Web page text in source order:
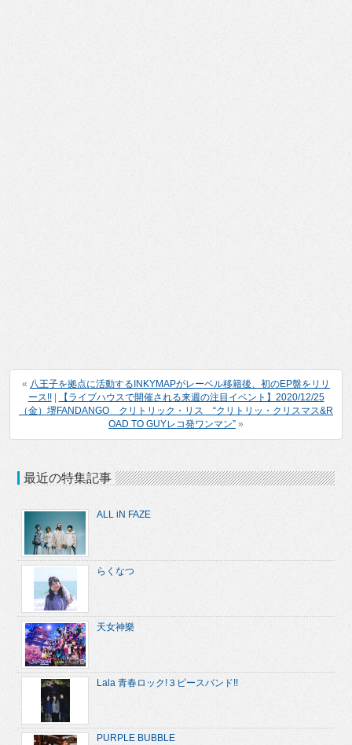
« 八王子を拠点に活動するINKYMAPがレーベル移籍後、初のEP盤をリリ
ース!!|
【ライブハウスで開催される来週の注目イベント】2020/12/25
（金）堺FANDANGO クリトリック・リス “クリトリッ・クリスマス&R
OAD TO GUYレコ発ワンマン” »
最近の特集記事
ALL iN FAZE
らくなつ
天女神樂
Lala 青春ロック!３ピースバンド!!
PURPLE BUBBLE